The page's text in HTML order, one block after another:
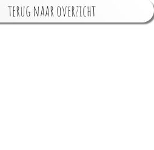
terug naar overzicht